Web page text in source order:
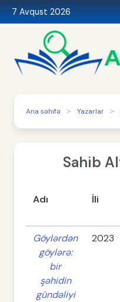
7 Avqust 2026
Ana səhifə Yazarlar
Sahib
Adı İli
Göylərdən
göylərə:
bir
şəhidin
gündəliyi
2023